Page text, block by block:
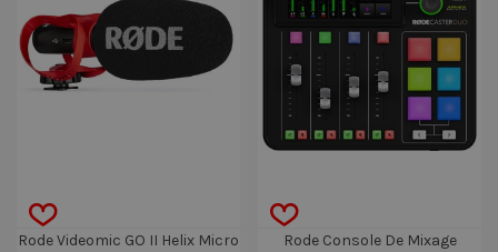
Rode Videomic GO II Helix Micro
Rode Console De Mixage